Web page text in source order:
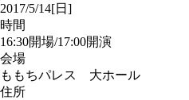
2017/5/14[日]
時間
16:30開場/17:00開演
会場
ももちパレス 大ホール
住所